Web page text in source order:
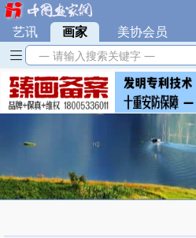
艺讯 | 画家 美协会员
— 请输入搜索关键字 —